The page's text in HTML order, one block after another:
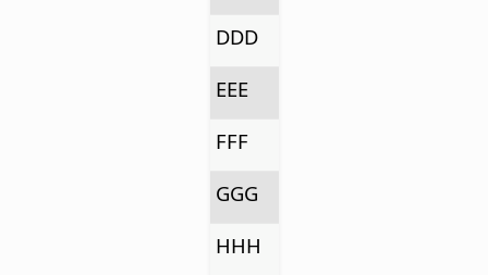
DDD
EEE
FFF
GGG
HHH